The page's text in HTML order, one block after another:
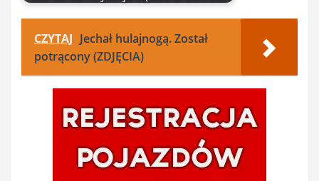
CZYTAJ Jechał hulajnogą. Został
potrącony (ZDJĘCIA)